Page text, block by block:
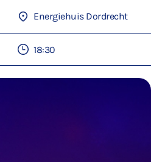
Energiehuis Dordrecht
18:30